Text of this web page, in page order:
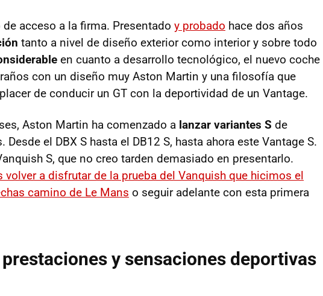
acceso a la firma. Presentado y probado hace dos años
tanto a nivel de diseño exterior como interior y sobre todo
en cuanto a desarrollo tecnológico, el nuevo coche
con un diseño muy Aston Martin y una filosofía que
de conducir un GT con la deportividad de un Vantage.
Aston Martin ha comenzado a lanzar variantes S de
el DBX S hasta el DB12 S, hasta ahora este Vantage S.
S, que no creo tarden demasiado en presentarlo.
volver a disfrutar de la prueba del Vanquish que hicimos el
camino de Le Mans o seguir adelante con esta primera
y sensaciones deportivas